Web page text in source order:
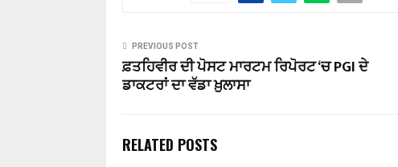
PREVIOUS POST
ਫ਼ਤਹਿਵੀਰ ਦੀ ਪੋਸਟ ਮਾਰਟਮ ਰਿਪੋਰਟ ‘ਚ PGI ਦੇ
ਡਾਕਟਰਾਂ ਦਾ ਵੱਡਾ ਖ਼ੁਲਾਸਾ
RELATED POSTS